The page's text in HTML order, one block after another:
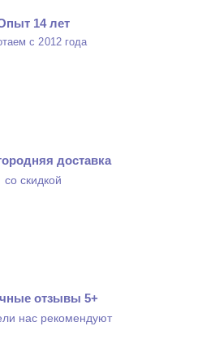
14 лет
с 2012 года
доставка
со скидкой
отзывы 5+
нас рекомендуют